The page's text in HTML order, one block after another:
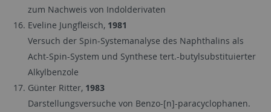
zum Nachweis von Indolderivaten
Eveline Jungfleisch, 1981
Versuch der Spin-Systemanalyse des Naphthalins als
Acht-Spin-System und Synthese tert.-butylsubstituierter
Alkylbenzole
Günter Ritter, 1983
Darstellungsversuche von Benzo-[n]-paracyclophanen.